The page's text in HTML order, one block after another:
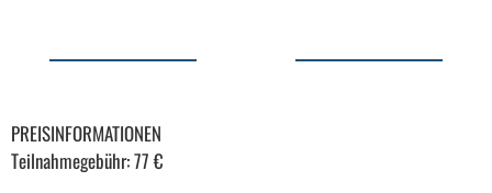
PREISINFORMATIONEN
Teilnahmegebühr: 77 €